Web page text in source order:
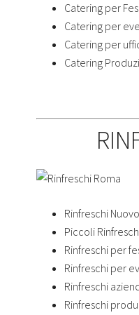
Catering per
Catering per
Catering per
Catering
Rinfreschi
Piccoli
Rinfreschi per
Rinfreschi per
Rinfreschi
Rinfreschi